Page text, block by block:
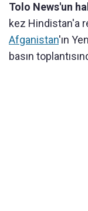
Tolo News'un
kez Hindistan'a
Afganistan'ın
basın